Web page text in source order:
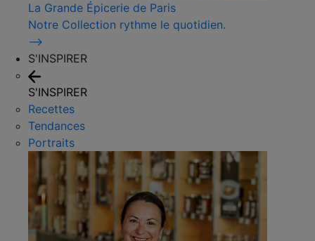
La Grande Épicerie de Paris
Notre Collection rythme le quotidien.
⟶
S'INSPIRER
S'INSPIRER
Recettes
Tendances
Portraits